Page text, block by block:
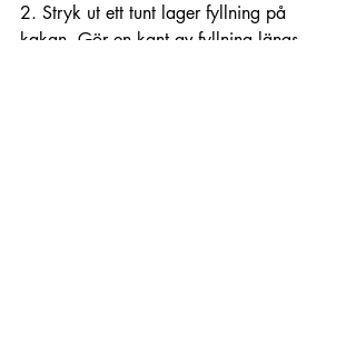
2. Stryk ut ett tunt lager fyllning på
kakan. Gör en kant av fyllning längs